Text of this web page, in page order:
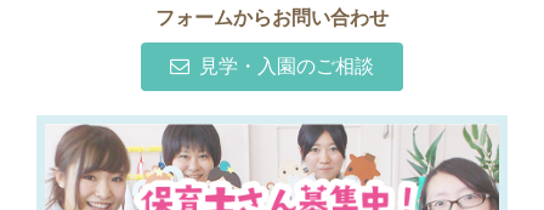
フォームからお問い合わせ
見学・入園のご相談